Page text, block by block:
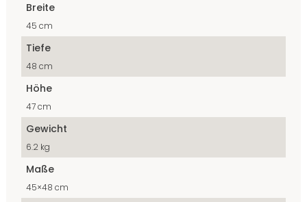
Breite
45 cm
Tiefe
48 cm
Höhe
47 cm
Gewicht
6.2 kg
Maße
45×48 cm